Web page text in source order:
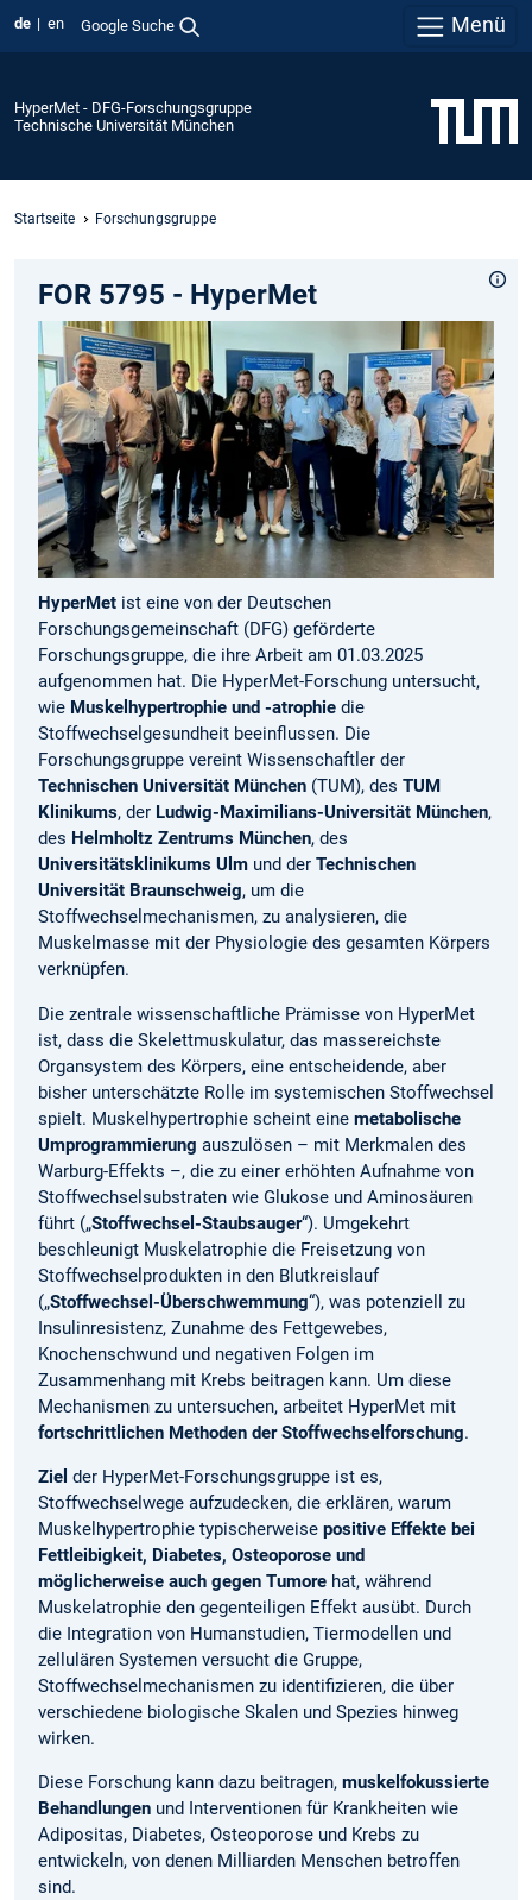
de en Google Suche Menü
HyperMet - DFG-Forschungsgruppe
Technische Universität München
Startseite Forschungsgruppe
FOR 5795 - HyperMet
HyperMet ist eine von der Deutschen
Forschungsgemeinschaft (DFG) geförderte
Forschungsgruppe, die ihre Arbeit am 01.03.2025
aufgenommen hat. Die HyperMet-Forschung untersucht,
wie Muskelhypertrophie und -atrophie die
Stoffwechselgesundheit beeinflussen. Die
Forschungsgruppe vereint Wissenschaftler der
Technischen Universität München (TUM), des TUM
Klinikums, der Ludwig-Maximilians-Universität München,
des Helmholtz Zentrums München, des
Universitätsklinikums Ulm und der Technischen
Universität Braunschweig, um die
Stoffwechselmechanismen, zu analysieren, die
Muskelmasse mit der Physiologie des gesamten Körpers
verknüpfen.
Die zentrale wissenschaftliche Prämisse von HyperMet
ist, dass die Skelettmuskulatur, das massereichste
Organsystem des Körpers, eine entscheidende, aber
bisher unterschätzte Rolle im systemischen Stoffwechsel
spielt. Muskelhypertrophie scheint eine metabolische
Umprogrammierung auszulösen – mit Merkmalen des
Warburg-Effekts –, die zu einer erhöhten Aufnahme von
Stoffwechselsubstraten wie Glukose und Aminosäuren
führt („Stoffwechsel-Staubsauger“). Umgekehrt
beschleunigt Muskelatrophie die Freisetzung von
Stoffwechselprodukten in den Blutkreislauf
(„Stoffwechsel-Überschwemmung“), was potenziell zu
Insulinresistenz, Zunahme des Fettgewebes,
Knochenschwund und negativen Folgen im
Zusammenhang mit Krebs beitragen kann. Um diese
Mechanismen zu untersuchen, arbeitet HyperMet mit
fortschrittlichen Methoden der Stoffwechselforschung.
Ziel der HyperMet-Forschungsgruppe ist es,
Stoffwechselwege aufzudecken, die erklären, warum
Muskelhypertrophie typischerweise positive Effekte bei
Fettleibigkeit, Diabetes, Osteoporose und
möglicherweise auch gegen Tumore hat, während
Muskelatrophie den gegenteiligen Effekt ausübt. Durch
die Integration von Humanstudien, Tiermodellen und
zellulären Systemen versucht die Gruppe,
Stoffwechselmechanismen zu identifizieren, die über
verschiedene biologische Skalen und Spezies hinweg
wirken.
Diese Forschung kann dazu beitragen, muskelfokussierte
Behandlungen und Interventionen für Krankheiten wie
Adipositas, Diabetes, Osteoporose und Krebs zu
entwickeln, von denen Milliarden Menschen betroffen
sind.